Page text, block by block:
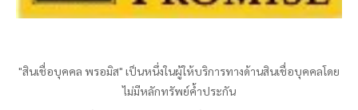
"สินเชื่อบุคคล พรอมิส" เป็นหนึ่งในผู้ให้บริการทางด้านสินเชื่อบุคคลโดย
ไม่มีหลักทรัพย์ค้ำประกัน